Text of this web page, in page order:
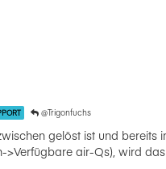
@Trigonfuchs
gelöst ist und
air-Qs), wird